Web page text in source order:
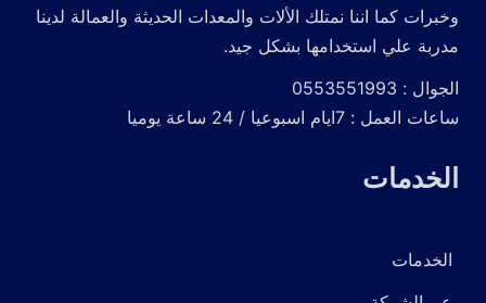
وخبرات كما اننا نمتلك الألات والمعدات الحديثة والعمالة لدينا
مدربة علي استخدامها بشكل جيد.
الجوال : 0553551993
ساعات العمل : 7ايام اسبوعيا / 24 ساعة يوميا
الخدمات
الخدمات